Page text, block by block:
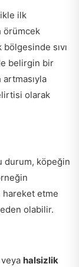
ilk
örümcek
sıvı
belirgin bir
artmasıyla
olarak
durum, köpeğin
hareket etme
olabilir.
veya halsizlik